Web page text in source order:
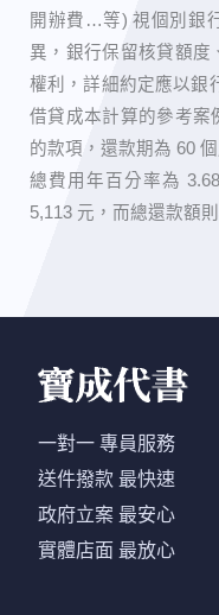
開辦費…等) 視個別銀
異，銀行保留核貸額度
權利，詳細約定應以銀
借貸成本計算的參考案
的款項，還款期為 60
總費用年百分率為
5,113 元，而總還款額
一對一 專員服務
送件撥款 最快速
政府立案 最安心
實體店面 最放心